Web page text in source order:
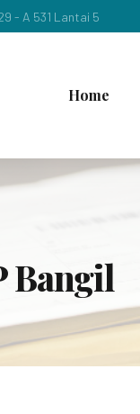
- A 531 Lantai 5
Home
Bangil